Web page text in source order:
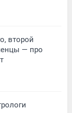
второй
— про